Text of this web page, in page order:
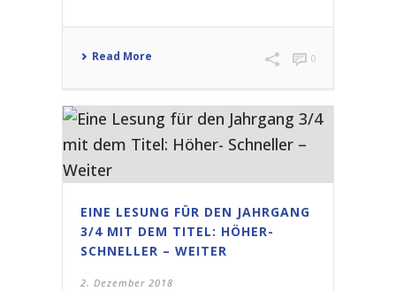
Read More 0
EINE LESUNG FÜR DEN JAHRGANG
3/4 MIT DEM TITEL: HÖHER-
SCHNELLER – WEITER
2. Dezember 2018